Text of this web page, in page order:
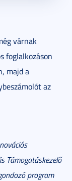
várnak
foglalkozáson
majd a
az
Támogatáskezelő
program